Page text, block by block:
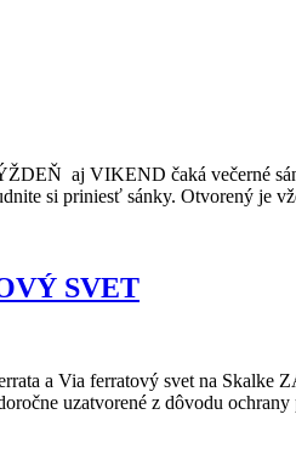
aj VIKEND čaká večerné
si priniesť sánky. Otvorený
SVET
a Via ferratový svet na
uzatvorené z dôvodu